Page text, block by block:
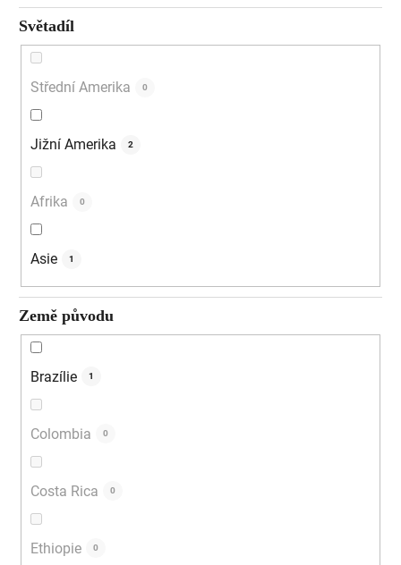
Světadíl
Střední Amerika 0
Jižní Amerika 2
Afrika 0
Asie 1
Země původu
Brazílie 1
Colombia 0
Costa Rica 0
Ethiopie 0